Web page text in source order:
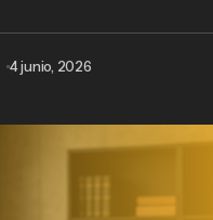
4 junio, 2026